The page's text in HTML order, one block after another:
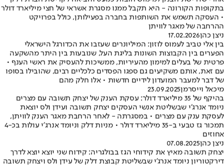
בתקופות הקורונה - היא תקבל ממנו מסגרת אשראי של חצי מיליארד דולר
• העסקה תשמש את השותפות בחברה בפעילותן, כולל בפרויקט
ההרחבה של מאגר לוויתן
ניצן כהן17.02.2026
בין אלי טביב לעמוס לוזון: המיליונרים שעזבו את הכדורגל הישראלי
הפערים בין הקבוצות השונות בליגת העל, שנובעות בין היתר מהשקעה
פרטית של בעלים למימון מהעיריות, ממשיכות להעסיק את ראשי הענף •
עם זאת, אותם משקיעים גם ספגו הפסדים כלכליים רבים, שהובילו בסופו
של דבר למעבר המועדון לידיים חדשות • אלו חלק מהם
מיכאל וייסרמן23.09.2025
בהיקף של 35 מיליארד דולר: עסקת הענק של יצחק תשובה עם מצרים
ניומד אנרג׳י שבשליטת אנשי העסקים יצחק תשובה ועידן ולס יוצאת
לעסקת ענק עם מצרים • במסגרתה - לאחר הרחבת מאגר הענק לוויתן,
תמכור גז טבעי ב-35 מיליארד דולר • מניות דלק וניומד אנרג׳י עולות בכ-4
אחוזים
ניצן כהן07.08.2025
יצחק תשובה מאיץ את קידוחי הגז בבולגריה: קידוח שני יוצא יוצא לדרך
דירקטוריון ניומד אנרג'י שבשליטת קבוצת דלק של עידן ולס ויצחק תשובה